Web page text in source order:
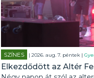
SZÍNES | 2026. aug. 7. péntek |
Elkezdődött az Altér